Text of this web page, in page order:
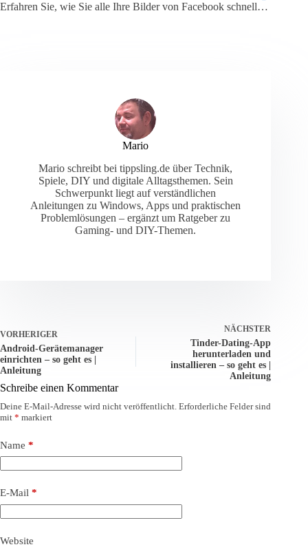
Erfahren Sie, wie Sie alle Ihre Bilder von Facebook schnell…
Mario
Mario schreibt bei tippsling.de über Technik,
Spiele, DIY und digitale Alltagsthemen. Sein
Schwerpunkt liegt auf verständlichen
Anleitungen zu Windows, Apps und praktischen
Problemlösungen – ergänzt um Ratgeber zu
Gaming- und DIY-Themen.
VORHERIGER
Android-Gerätemanager
einrichten – so geht es |
Anleitung
NÄCHSTER
Tinder-Dating-App
herunterladen und
installieren – so geht es |
Anleitung
Schreibe einen Kommentar
Deine E-Mail-Adresse wird nicht veröffentlicht. Erforderliche Felder sind
mit * markiert
Name *
E-Mail *
Website